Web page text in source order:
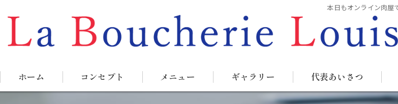
本日もオンライン肉屋
ホーム コンセプト メニュー ギャラリー 代表あいさつ